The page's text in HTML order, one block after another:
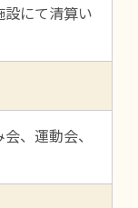
にて清算い
、運動会、